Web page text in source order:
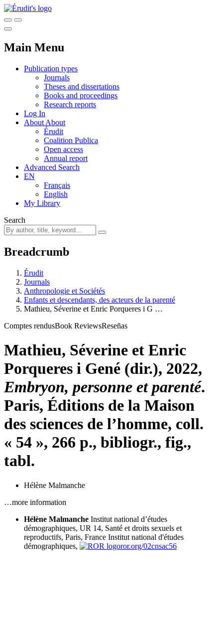
Main Menu
Publication types
Journals
Theses and dissertations
Books and proceedings
Research reports
Log In
About About
Érudit
Coalition Publica
Open access
Annual report
Advanced Search
EN
Français
English
My Library
Search
Breadcrumb
Érudit
Journals
Anthropologie et Sociétés
Enfants et descendants, des acteurs de la parenté
Mathieu, Séverine et Enric Porqueres i G …
Comptes rendusBook ReviewsReseñas
Mathieu, Séverine et Enric
Porqueres i Gené (dir.), 2022,
Embryon, personne et parenté.
Paris, Éditions de la Maison
des sciences de l’homme, coll.
« 54 », 266 p., bibliogr., fig.,
tabl.
Hélène Malmanche
…more information
Hélène Malmanche Institut national d’études
démographiques, UR 14, Santé et droits sexuels et
reproductifs, Paris, France Institut national d'études
démographiques,
ror.org/02cnsac56